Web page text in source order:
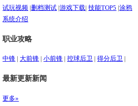
试玩视频 |删档测试 |游戏下载| 技能TOP5 |涂鸦
系统介绍
职业攻略
中锋 | 大前锋 | 小前锋 | 控球后卫 | 得分后卫 |
最新更新新闻
更多»